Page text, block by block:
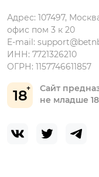
18
Сайт
не младше
Адрес: 107497,
офис пом 3 к 20
E-mail:
ИНН: 7721326210
ОГРН: 1157746611857